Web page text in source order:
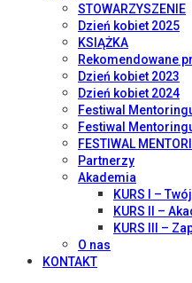
STOWARZYSZENIE
Dzień kobiet 2025
KSIĄŻKA
Rekomendowane
Dzień kobiet 2023
Dzień kobiet 2024
Festiwal
Festiwal
FESTIWAL
Partnerzy
Akademia
KURS I –
KURS II –
KURS III –
O nas
KONTAKT